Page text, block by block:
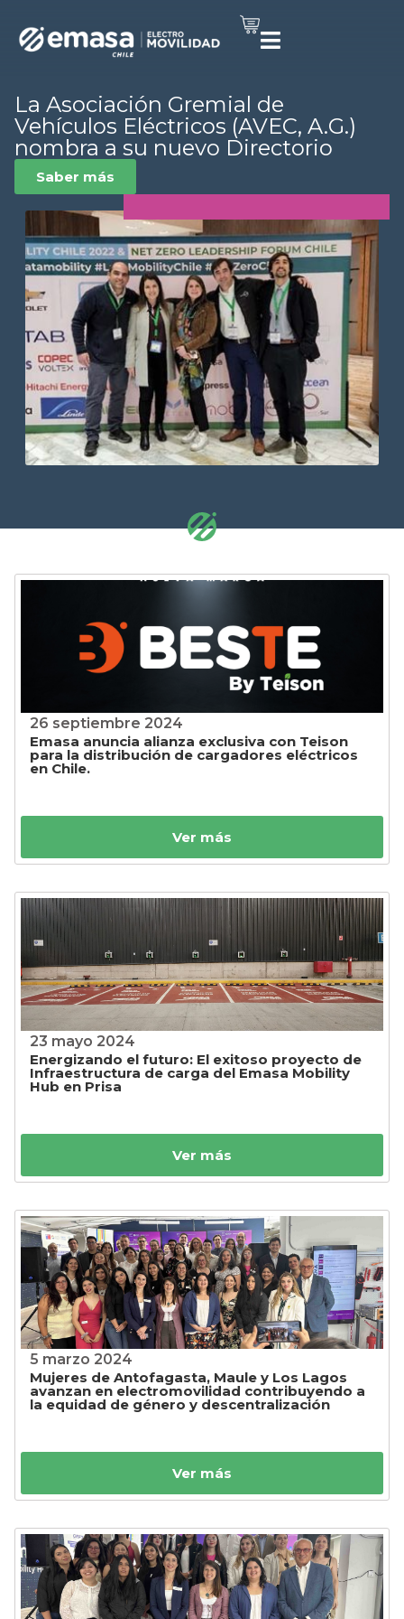
La Asociación Gremial de
Vehículos Eléctricos (AVEC, A.G.)
nombra a su nuevo Directorio
Saber más
26 septiembre 2024
Emasa anuncia alianza exclusiva con Teison
para la distribución de cargadores eléctricos
en Chile.
Ver más
23 mayo 2024
Energizando el futuro: El exitoso proyecto de
Infraestructura de carga del Emasa Mobility
Hub en Prisa
Ver más
5 marzo 2024
Mujeres de Antofagasta, Maule y Los Lagos
avanzan en electromovilidad contribuyendo a
la equidad de género y descentralización
Ver más